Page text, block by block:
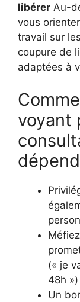
libérer Au-
vous
travail sur
coupure de
adaptées à
voyant
(« je
48h »)
Un